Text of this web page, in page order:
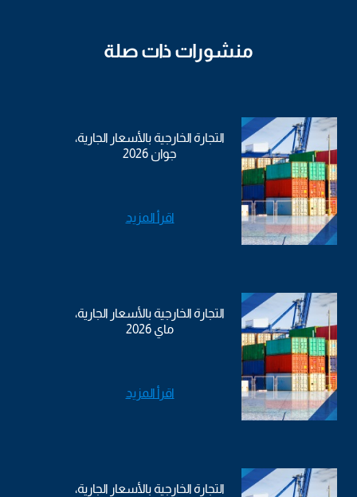
منشورات ذات صلة
التجارة الخارجية بالأسعار الجارية،
جوان 2026
اقرأ المزيد
التجارة الخارجية بالأسعار الجارية،
ماي 2026
اقرأ المزيد
التجارة الخارجية بالأسعار الجارية،